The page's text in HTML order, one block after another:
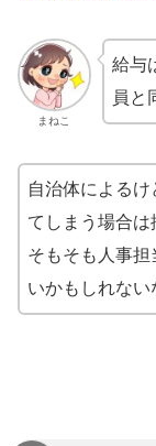
まねこ
給与
員と
自治体による
てしまう場合は
そもそも人事
いかもしれない